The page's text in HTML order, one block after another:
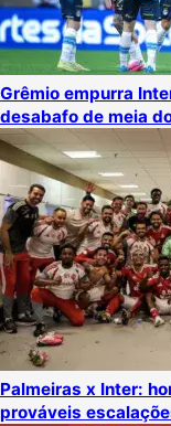
Grêmio empurra
desabafo de meia
Palmeiras x Inter:
prováveis